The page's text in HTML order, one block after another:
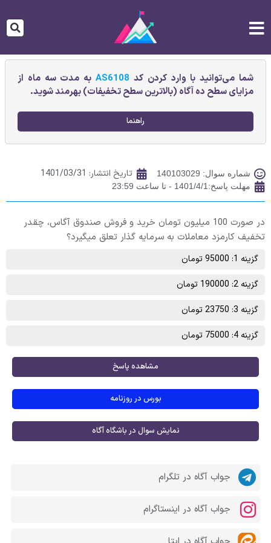
شما می‌توانید با وارد کردن کد AS6108به مدت سه ماه از
مزایای سطح ده آگاه (بالاترین سطح تخفیفات) بهرمند شوید.
راهنما
شماره سوال: 140103029 تاریخ انتشار: 1401/03/31
مهلت پاسخ:1401/4/1 - تا ساعت 23:59
در صورت 100 میلیون تومان خرید و فروش صندوق آگاس، چقدر
تخفیف کارمزد معاملات به سرمایه گذار تعلق میگیرد؟
گزینه 1: 95000 تومان
گزینه 2: 190000 تومان
گزینه 3: 23750 تومان
گزینه 4: 75000 تومان
مشاهده پاسخ
بورس در روزنامه
نمایش سوال در باشگاه آگاه
جواب آگاه در تلگرام
جواب آگاه در اینستاگرام